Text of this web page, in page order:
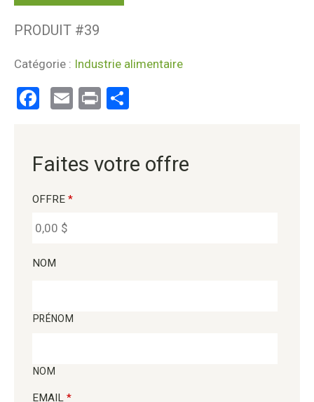
PRODUIT #39
Catégorie : Industrie alimentaire
Facebook
EmailPrint
Faites votre offre
OFFRE *
NOM
PRÉNOM
NOM
EMAIL *